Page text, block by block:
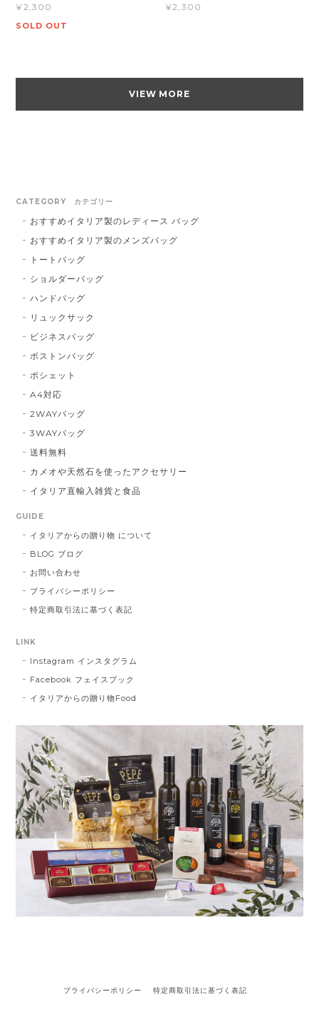
¥2,300
SOLD OUT
¥2,300
VIEW MORE
CATEGORY カテゴリー
おすすめイタリア製のレディース バッグ
おすすめイタリア製のメンズバッグ
トートバッグ
ショルダーバッグ
ハンドバッグ
リュックサック
ビジネスバッグ
ボストンバッグ
ポシェット
A4対応
2WAYバッグ
3WAYバッグ
送料無料
カメオや天然石を使ったアクセサリー
イタリア直輸入雑貨と食品
GUIDE
イタリアからの贈り物 について
BLOG ブログ
お問い合わせ
プライバシーポリシー
特定商取引法に基づく表記
LINK
Instagram インスタグラム
Facebook フェイスブック
イタリアからの贈り物Food
プライバシーポリシー 特定商取引法に基づく表記